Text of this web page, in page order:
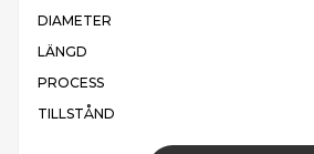
DIAMETER
LÄNGD
PROCESS
TILLSTÅND